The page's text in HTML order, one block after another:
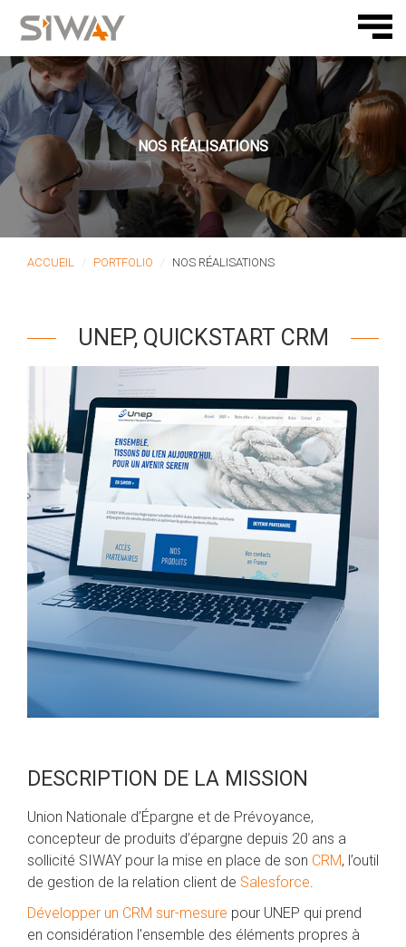
NOS RÉALISATIONS
ACCUEIL PORTFOLIO NOS RÉALISATIONS
UNEP, QUICKSTART CRM
DESCRIPTION DE LA MISSION
Union Nationale d’Épargne et de Prévoyance,
concepteur de produits d’épargne depuis 20 ans a
sollicité SIWAY pour la mise en place de son CRM, l’outil
de gestion de la relation client de Salesforce.
Développer un CRM sur-mesure pour UNEP qui prend
en considération l’ensemble des éléments propres à